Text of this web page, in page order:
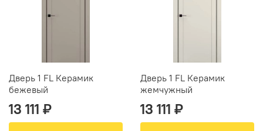
Дверь 1 FL Керамик
бежевый
13 111 ₽
Дверь 1 FL Керамик
жемчужный
13 111 ₽